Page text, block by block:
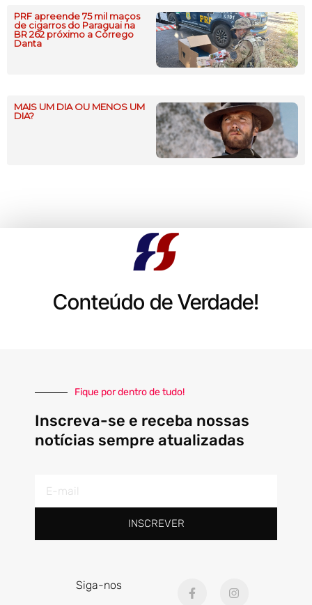
PRF apreende 75 mil maços
de cigarros do Paraguai na
BR 262 próximo a Córrego
Danta
MAIS UM DIA OU MENOS UM
DIA?
Conteúdo de Verdade!
Fique por dentro de tudo!
Inscreva-se e receba nossas
notícias sempre atualizadas
mail
INSCREVER
Siga-nos
a
n